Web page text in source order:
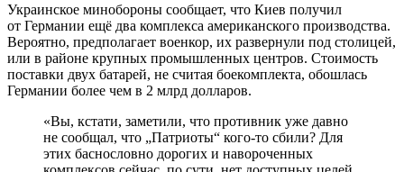
Украинское минобороны сообщает, что Киев получил
от Германии ещё два комплекса американского производства.
Вероятно, предполагает военкор, их развернули под столицей,
или в районе крупных промышленных центров. Стоимость
поставки двух батарей, не считая боекомплекта, обошлась
Германии более чем в 2 млрд долларов.
«Вы, кстати, заметили, что противник уже давно
не сообщал, что „Патриоты“ кого-то сбили? Для
этих баснословно дорогих и навороченных